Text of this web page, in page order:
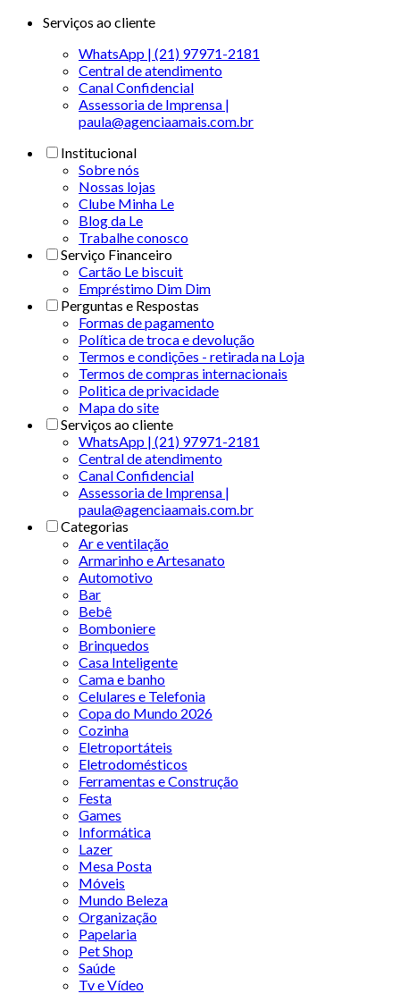
Serviços ao cliente
WhatsApp | (21) 97971-2181
Central de atendimento
Canal Confidencial
Assessoria de Imprensa |
paula@agenciaamais.com.br
Institucional
Sobre nós
Nossas lojas
Clube Minha Le
Blog da Le
Trabalhe conosco
Serviço Financeiro
Cartão Le biscuit
Empréstimo Dim Dim
Perguntas e Respostas
Formas de pagamento
Política de troca e devolução
Termos e condições - retirada na Loja
Termos de compras internacionais
Politica de privacidade
Mapa do site
Serviços ao cliente
WhatsApp | (21) 97971-2181
Central de atendimento
Canal Confidencial
Assessoria de Imprensa |
paula@agenciaamais.com.br
Categorias
Ar e ventilação
Armarinho e Artesanato
Automotivo
Bar
Bebê
Bomboniere
Brinquedos
Casa Inteligente
Cama e banho
Celulares e Telefonia
Copa do Mundo 2026
Cozinha
Eletroportáteis
Eletrodomésticos
Ferramentas e Construção
Festa
Games
Informática
Lazer
Mesa Posta
Móveis
Mundo Beleza
Organização
Papelaria
Pet Shop
Saúde
Tv e Vídeo